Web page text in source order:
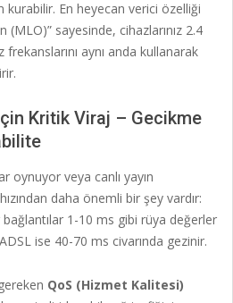
kurabilir. En heyecan verici özelliği
sayesinde, cihazlarınız 2.4
aynı anda kullanarak
Kritik Viraj – Gecikme
oynuyor veya canlı yayın
daha önemli bir şey vardır:
1-10 ms gibi rüya değerler
ise 40-70 ms civarında gezinir.
QoS (Hizmet Kalitesi)